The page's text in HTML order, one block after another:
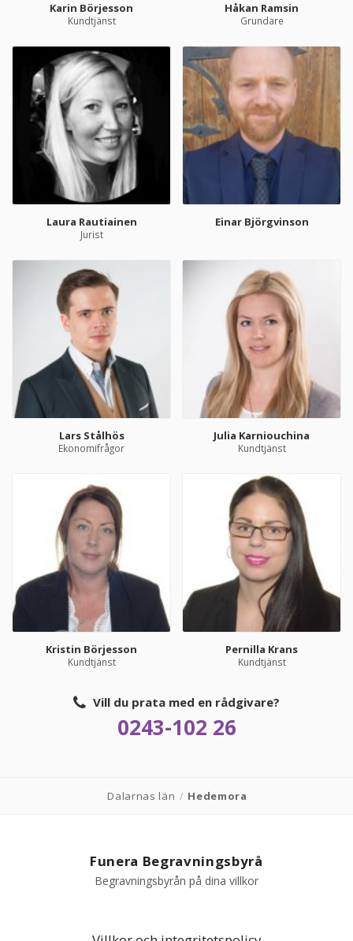
Karin Börjesson
Kundtjänst
Håkan Ramsin
Grundare
Laura Rautiainen
Jurist
Einar Björgvinson
Lars Stålhös
Ekonomifrågor
Julia Karniouchina
Kundtjänst
Kristin Börjesson
Kundtjänst
Pernilla Krans
Kundtjänst
Vill du prata med en rådgivare?
0243-102 26
Dalarnas län / Hedemora
Funera Begravningsbyrå
Begravningsbyrån på dina villkor